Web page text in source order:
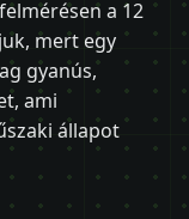
a 12
mert egy
gyanús,
ami
állapot